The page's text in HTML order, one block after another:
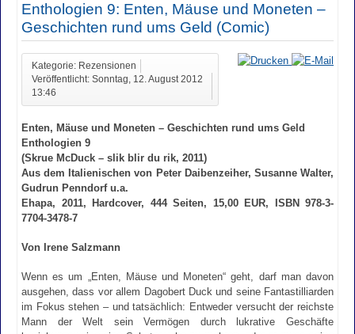
Enthologien 9: Enten, Mäuse und Moneten –
Geschichten rund ums Geld (Comic)
Kategorie: Rezensionen
Veröffentlicht: Sonntag, 12. August 2012
13:46
Enten, Mäuse und Moneten – Geschichten rund ums Geld
Enthologien 9
(Skrue McDuck – slik blir du rik, 2011)
Aus dem Italienischen von Peter Daibenzeiher, Susanne Walter,
Gudrun Penndorf u.a.
Ehapa, 2011, Hardcover, 444 Seiten, 15,00 EUR, ISBN 978-3-
7704-3478-7
Von Irene Salzmann
Wenn es um „Enten, Mäuse und Moneten“ geht, darf man davon
ausgehen, dass vor allem Dagobert Duck und seine Fantastilliarden
im Fokus stehen – und tatsächlich: Entweder versucht der reichste
Mann der Welt sein Vermögen durch lukrative Geschäfte